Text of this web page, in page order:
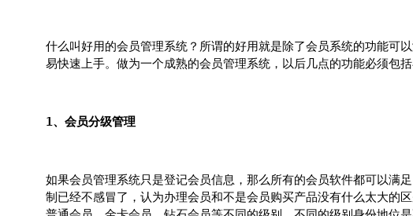
什么叫好用的会员管理系统？所谓的好用就是除了会员系统的功能可
易快速上手。做为一个成熟的会员管理系统，以后几点的功能必须包括
1、会员分级管理
如果会员管理系统只是登记会员信息，那么所有的会员软件都可以满
制已经不感冒了，认为办理会员和不是会员购买产品没有什么太大的